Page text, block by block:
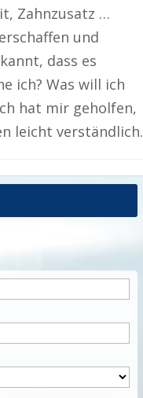
Zahnzusatz …
und
dass es
ich? Was will ich
hat mir geholfen,
leicht verständlich.